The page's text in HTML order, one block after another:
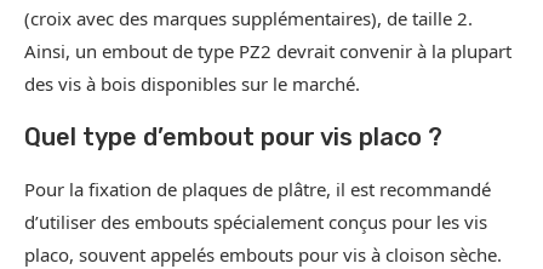
(croix avec des marques supplémentaires), de taille 2.
Ainsi, un embout de type PZ2 devrait convenir à la plupart
des vis à bois disponibles sur le marché.
Quel type d’embout pour vis placo ?
Pour la fixation de plaques de plâtre, il est recommandé
d’utiliser des embouts spécialement conçus pour les vis
placo, souvent appelés embouts pour vis à cloison sèche.